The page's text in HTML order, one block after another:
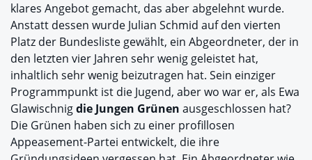
klares Angebot gemacht, das aber abgelehnt wurde.
Anstatt dessen wurde Julian Schmid auf den vierten
Platz der Bundesliste gewählt, ein Abgeordneter, der in
den letzten vier Jahren sehr wenig geleistet hat,
inhaltlich sehr wenig beizutragen hat. Sein einziger
Programmpunkt ist die Jugend, aber wo war er, als Ewa
Glawischnigdie Jungen Grünen ausgeschlossen hat?
Die Grünen haben sich zu einer profillosen
Appeasement-Partei entwickelt, die ihre